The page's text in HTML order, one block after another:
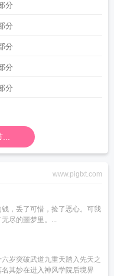
分
分
分
分
分
www.pigtxt.com
，丢了可惜，捡了恶心。可我
尽的噩梦里。...
岁突破武道九重天踏入先天之
其妙在进入神风学院后境界